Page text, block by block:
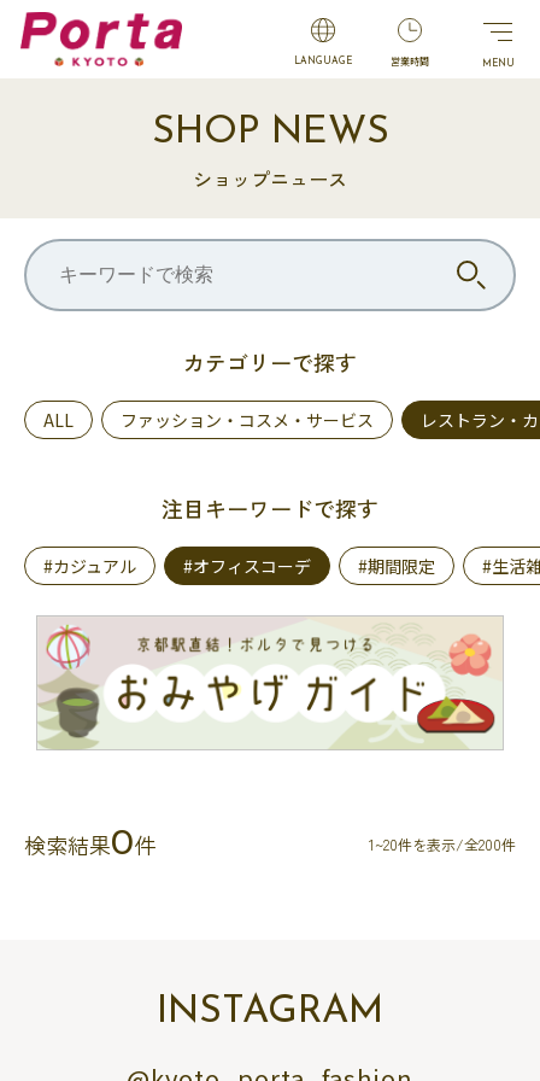
LANGUAGE 営業時間
SHOP NEWS
ショップニュース
カテゴリーで探す
ALL ファッション・コスメ・サービス レストラン・
注目キーワードで探す
#カジュアル #オフィスコーデ #期間限定 #生活
検索結果0件 1~20件を表示/全200件
INSTAGRAM